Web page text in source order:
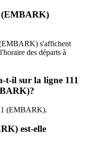
(EMBARK)
(EMBARK) s'affichent
des départs à
t-il sur la ligne 111
(EMBARK).
est-elle